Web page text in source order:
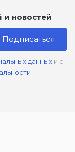
и новостей
Подписаться
данныхи с